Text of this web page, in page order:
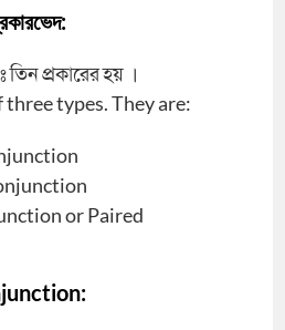
প্রকারের হয় ।
types. They are:
or Paired